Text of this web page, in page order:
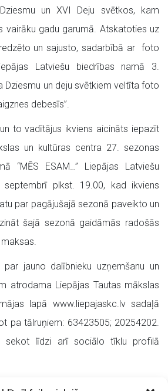
un XVI Deju svētkos, kam
vairāku gadu garumā. Atskatoties uz
un sajusto, sadarbībā ar foto
Latviešu biedrības namā 3.
Dziesmu un deju svētkiem veltīta foto
debesīs”.
to vadītājus ikviens aicināts iepazīt
un kultūras centra 27. sezonas
“MĒS ESAM…” Liepājas Latviešu
plkst. 19.00, kad ikviens
par pagājušajā sezonā paveikto un
šajā sezonā gaidāmās radošās
par jauno dalībnieku uzņemšanu un
atrodama Liepājas Tautas mākslas
lapā www.liepajaskc.lv sadaļā
pa tālruņiem: 63423505; 20254202.
sekot līdzi arī sociālo tīklu profilā